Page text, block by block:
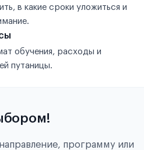
в какие сроки уложиться и
обучения, расходы и
путаницы.
программу или